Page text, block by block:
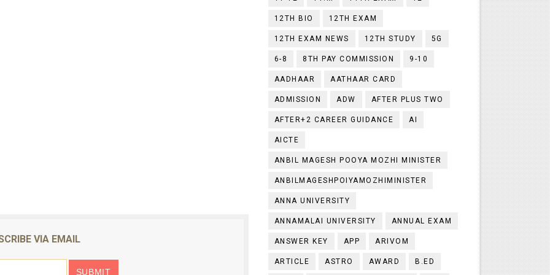
VIA EMAIL
12TH BIO 12TH EXAM
12TH EXAM NEWS 12TH STUDY 5G
6-8 8TH PAY COMMISSION 9-10
AADHAAR AATHAAR CARD
ADMISSION ADW AFTER PLUS TWO
AFTER+2 CAREER GUIDANCE AI
AICTE
ANBIL MAGESH POOYA MOZHI MINISTER
ANBILMAGESHPOIYAMOZHIMINISTER
ANNA UNIVERSITY
ANNAMALAI UNIVERSITY ANNUAL EXAM
ANSWER KEY APP ARIVOM
ARTICLE ASTRO AWARD B.ED